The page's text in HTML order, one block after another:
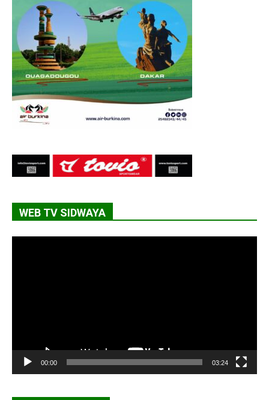
WEB TV SIDWAYA
00:00 03:24